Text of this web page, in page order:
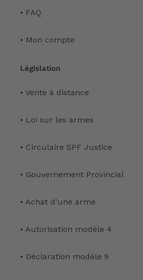
• FAQ
• Mon compte
Législation
• Vente à distance
• Loi sur les armes
• Circulaire SPF Justice
• Gouvernement Provincial
• Achat d'une arme
• Autorisation modèle 4
• Déclaration modèle 9